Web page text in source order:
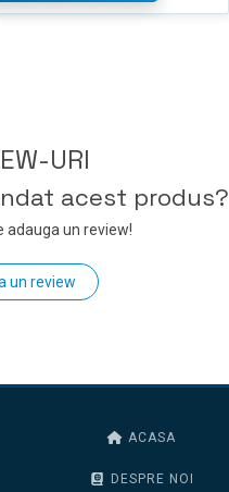
URI
acest produs?
adauga un review!
un review
ACASA
DESPRE NOI